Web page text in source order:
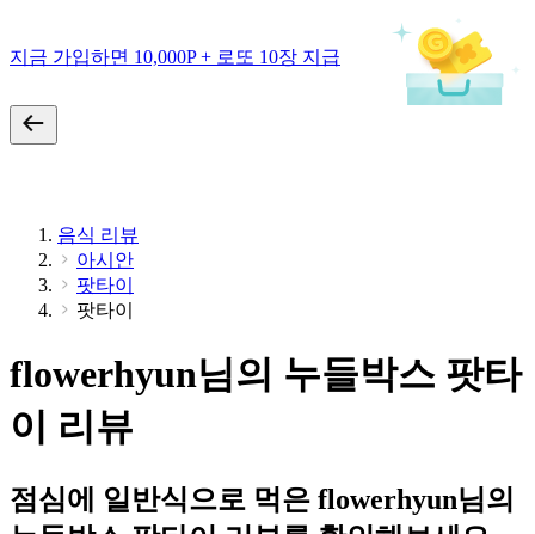
지금 가입하면 10,000P + 로또 10장 지급
음식 리뷰
아시안
팟타이
팟타이
flowerhyun님의 누들박스 팟타
이 리뷰
점심에 일반식으로 먹은 flowerhyun님의